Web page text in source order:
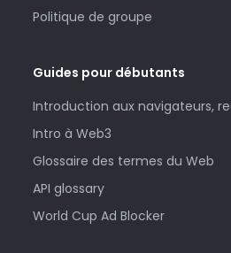
Politique de groupe
Guides pour débutants
Introduction aux navigateurs,
Intro à Web3
Glossaire des termes du Web
API glossary
World Cup Ad Blocker